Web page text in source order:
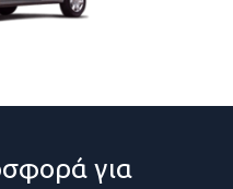
για